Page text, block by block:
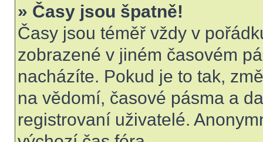
» Časy jsou špatně!
Časy jsou téměř vždy v
zobrazené v jiném časovém
nacházíte. Pokud je to tak,
na vědomí, časové pásma a
registrovaní uživatelé.